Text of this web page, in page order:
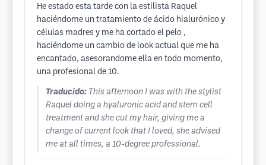
He estado esta tarde con la estilista Raquel
haciéndome un tratamiento de ácido hialurónico y
células madres y me ha cortado el pelo ,
haciéndome un cambio de look actual que me ha
encantado, asesorandome ella en todo momento,
una profesional de 10.
Traducido: This afternoon I was with the stylist
Raquel doing a hyaluronic acid and stem cell
treatment and she cut my hair, giving me a
change of current look that I loved, she advised
me at all times, a 10-degree professional.